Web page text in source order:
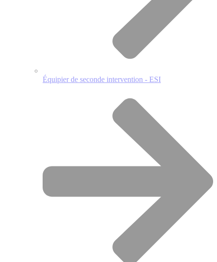
Équipier de seconde intervention - ESI